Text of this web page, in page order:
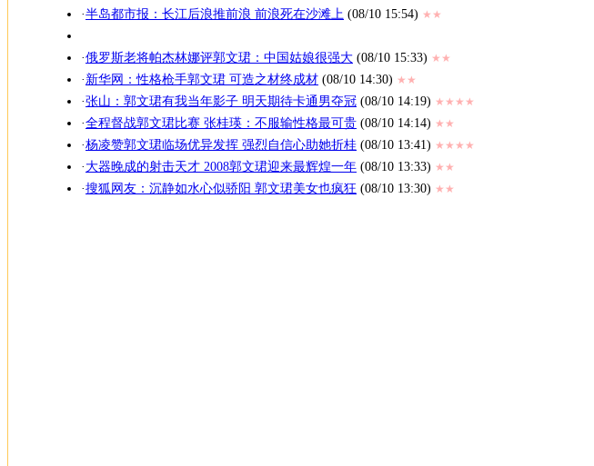
·半岛都市报：长江后浪推前浪 前浪死在沙滩上 (08/10 15:54) ★★
·俄罗斯老将帕杰林娜评郭文珺：中国姑娘很强大 (08/10 15:33) ★★
· 新华网：性格枪手郭文珺 可造之材终成材 (08/10 14:30) ★★
·张山：郭文珺有我当年影子 明天期待卡通男夺冠 (08/10 14:19) ★★★★
·全程督战郭文珺比赛 张桂瑛：不服输性格最可贵 (08/10 14:14) ★★
·杨凌赞郭文珺临场优异发挥 强烈自信心助她折桂 (08/10 13:41) ★★★★
· 大器晚成的射击天才 2008郭文珺迎来最辉煌一年 (08/10 13:33) ★★
·搜狐网友：沉静如水心似骄阳 郭文珺美女也疯狂 (08/10 13:30) ★★